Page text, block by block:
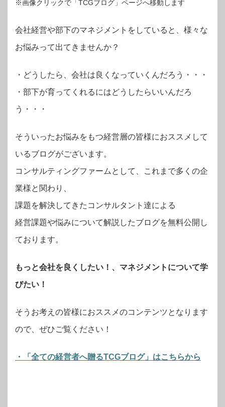
※画像クリックで「TCGブログ」ページへ移動します
会社経営や部下のマネジメントをしていると、様々な
お悩みって出てきませんか？
・ どうしたら、会社は良くなっていくんだろう・・・
・部下が育ってくれるにはどうしたらいいんだろ
う・・・
そういったお悩みをもつ経営層の皆様におススメして
いるブログがございます。
コンサルティングファームとして、これまで多くの企
業様と関わり、
課題を解決してきたコンサルタント達による
経営課題や悩みについて解説したブログを無料公開し
ております。
もっと会社を良くしたい！、マネジメントについて学
びたい！
そうお考えの皆様におススメのコンテンツとなります
ので、ぜひご覧ください！
・「全ての経営者へ贈るTCGブログ」はこちらから